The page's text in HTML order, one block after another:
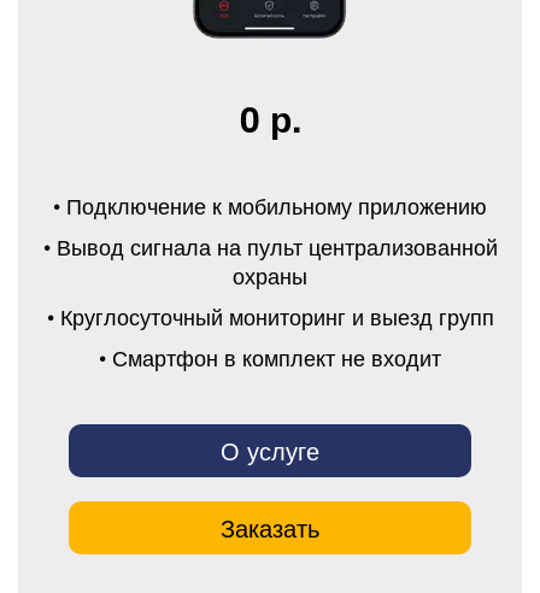
0 р.
• Подключение к мобильному приложению
• Вывод сигнала на пульт централизованной
охраны
• Круглосуточный мониторинг и выезд групп
• Смартфон в комплект не входит
О услуге
Заказать